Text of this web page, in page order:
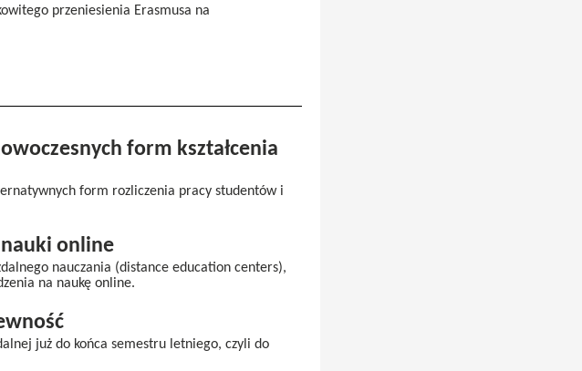
przeniesienia Erasmusa na
form kształcenia
form rozliczenia pracy studentów i
online
nauczania (distance education centers),
na naukę online.
już do końca semestru letniego, czyli do